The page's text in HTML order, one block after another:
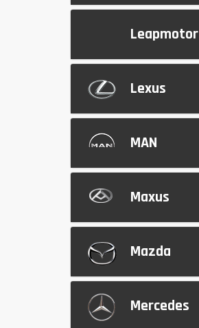
Leapmotor
Lexus
MAN
Maxus
Mazda
Mercedes